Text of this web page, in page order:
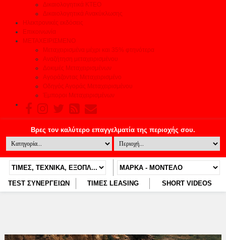
Δικαιολογητικά ΚΤΕΟ
Δικαιολογητικά Ανακύκλωσης
Ηλεκτρονικές εκδόσεις
Επικοινωνία
ΜΕΤΑΧΕΙΡΙΣΜΕΝΟ
Μεταχειρισμένα μέχρι και 35% φτηνότερα
Αναζήτηση μεταχειρισμένου
Δοκιμές Μεταχειρισμένων
Αγοράζοντας Μεταχειρισμένο
Οδηγός Αγοράς Μεταχειρισμένου
Έμποροι Μεταχειρισμένων
TEST ΣΥΝΕΡΓΕΙΩΝ ΤΙΜΕΣ LEASING SHORT VIDEOS